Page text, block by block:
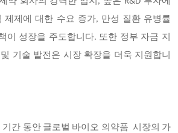
제제에 대한 수요 증가, 만성 질환 유병률
이 성장을 주도합니다. 또한 정부 자금 지
기술 발전은 시장 확장을 더욱 지원합니
간 동안 글로벌 바이오 의약품 시장의 가